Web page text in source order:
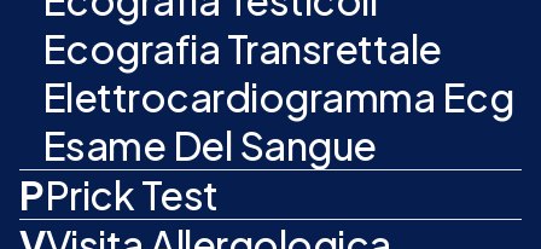
Ecografia Transrettale
Elettrocardiogramma Ecg
Esame Del Sangue
PPrick Test